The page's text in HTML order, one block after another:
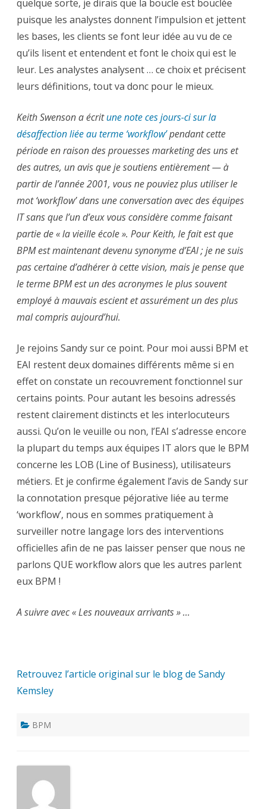
quelque sorte, je dirais que la boucle est bouclée
puisque les analystes donnent l’impulsion et jettent
les bases, les clients se font leur idée au vu de ce
qu’ils lisent et entendent et font le choix qui est le
leur. Les analystes analysent … ce choix et précisent
leurs définitions, tout va donc pour le mieux.
Keith Swenson a écritune note ces jours-ci sur la
désaffection liée au terme ‘workflow’pendant cette
période en raison des prouesses marketing des uns et
des autres, un avis que je soutiens entièrement — à
partir de l’année 2001, vous ne pouviez plus utiliser le
mot ‘workflow’ dans une conversation avec des équipes
IT sans que l’un d’eux vous considère comme faisant
partie de « la vieille école ». Pour Keith, le fait est que
BPM est maintenant devenu synonyme d’EAI ; je ne suis
pas certaine d’adhérer à cette vision, mais je pense que
le terme BPM est un des acronymes le plus souvent
employé à mauvais escient et assurément un des plus
mal compris aujourd’hui.
Je rejoins Sandy sur ce point. Pour moi aussi BPM et
EAI restent deux domaines différents même si en
effet on constate un recouvrement fonctionnel sur
certains points. Pour autant les besoins adressés
restent clairement distincts et les interlocuteurs
aussi. Qu’on le veuille ou non, l’EAI s’adresse encore
la plupart du temps aux équipes IT alors que le BPM
concerne les LOB (Line of Business), utilisateurs
métiers. Et je confirme également l’avis de Sandy sur
la connotation presque péjorative liée au terme
‘workflow’, nous en sommes pratiquement à
surveiller notre langage lors des interventions
officielles afin de ne pas laisser penser que nous ne
parlons QUE workflow alors que les autres parlent
eux BPM !
A suivre avec « Les nouveaux arrivants » …
Retrouvez l’article original sur le blog de Sandy
Kemsley
BPM